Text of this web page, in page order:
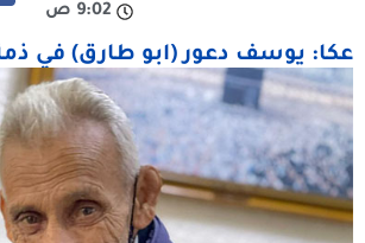
9:02 ص
عكا: يوسف دعور (ابو طارق) في ذمة